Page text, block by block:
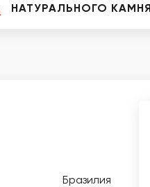
НАТУРАЛЬНОГО КАМНЯ
Бразилия